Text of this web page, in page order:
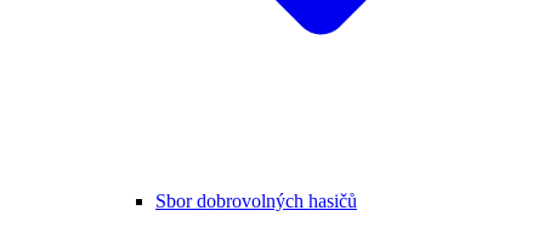
Sbor dobrovolných hasičů